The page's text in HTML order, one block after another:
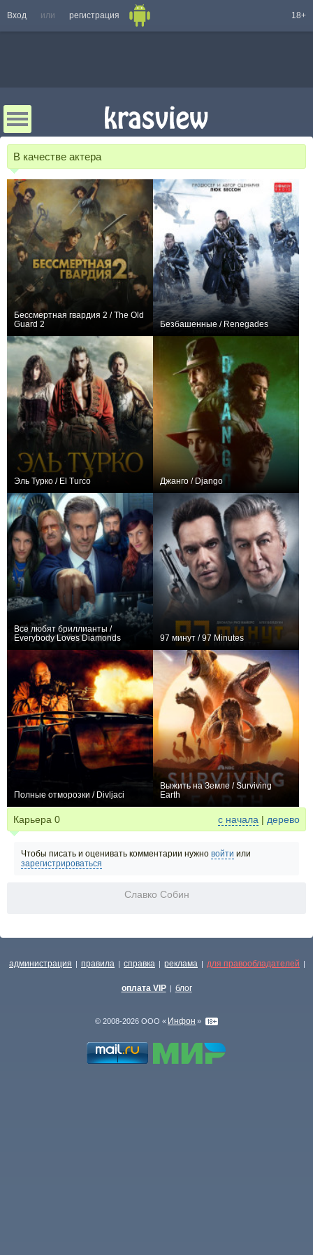
Вход или регистрация 18+
В качестве актера
Бессмертная гвардия 2 / The Old
Guard 2
Безбашенные / Renegades
Эль Турко / El Turco Джанго / Django
Все любят бриллианты /
Everybody Loves Diamonds
97 минут / 97 Minutes
Полные отморозки / Divljaci
Выжить на Земле / Surviving
Earth
Карьера 0 с начала | дерево
Чтобы писать и оценивать комментарии нужно войти или
зарегистрироваться
Славко Собин
администрация | правила | справка | реклама | для правообладателей |
оплата VIP | блог
© 2008-2026 ООО « Инфон »